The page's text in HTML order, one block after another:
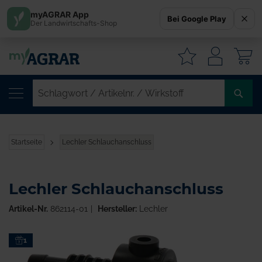
Startseite Lechler Schlauchanschluss
Zum1
Lechler Schlauchanschluss
Artikel-Nr. 862114-01 Hersteller:Lechler
myAGRAR App
Der Landwirtschafts-Shop Bei Google Play